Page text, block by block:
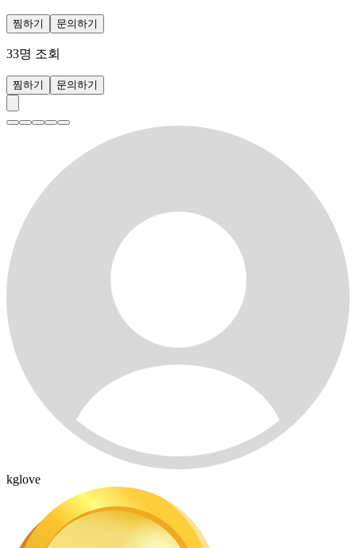
찜하기 문의하기
33명 조회
찜하기 문의하기
kglove